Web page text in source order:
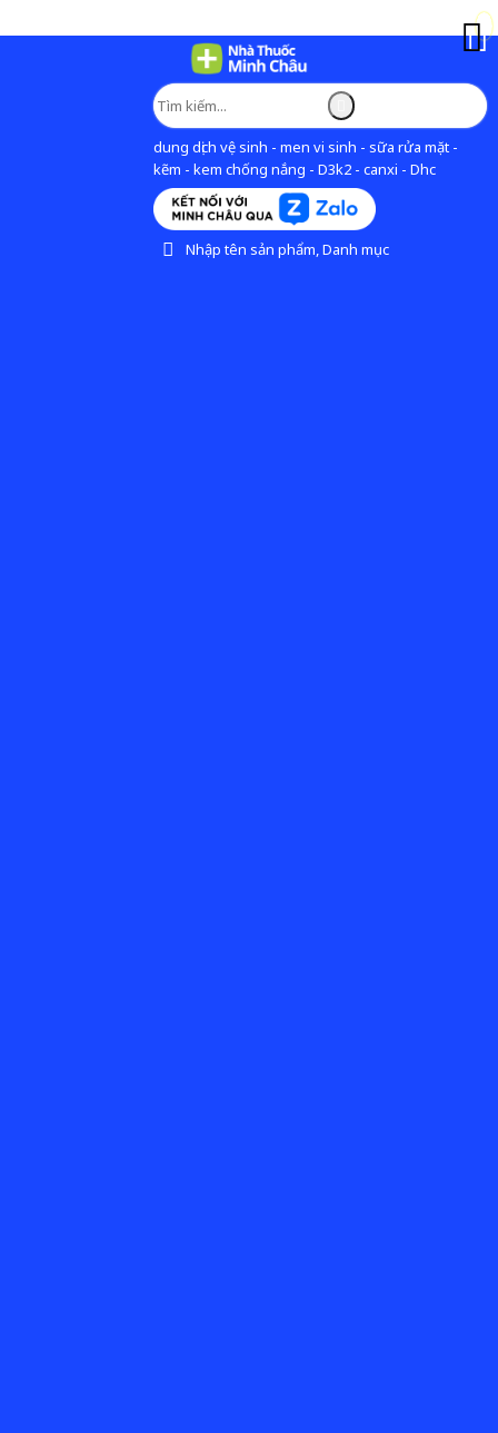
dung dịch vệ sinh - men vi sinh - sữa rửa mặt -
kẽm - kem chống nắng - D3k2 - canxi - Dhc
Nhập tên sản phẩm, Danh mục